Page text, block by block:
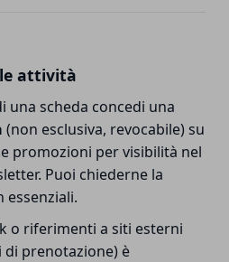
attività
una scheda concedi una
(non esclusiva, revocabile) su
promozioni per visibilità nel
Puoi chiederne la
essenziali.
o riferimenti a siti esterni
di prenotazione) è